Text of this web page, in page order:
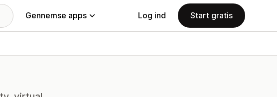
Gennemse apps Log ind Start gratis